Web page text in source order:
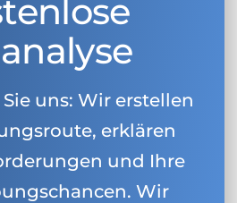
uns: Wir erstellen
erklären
und Ihre
Wir